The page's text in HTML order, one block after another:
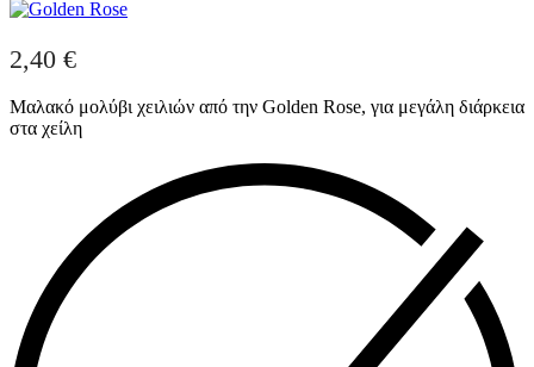
2,40 €
Μαλακό μολύβι χειλιών από την Golden Rose, για μεγάλη διάρκεια
στα χείλη